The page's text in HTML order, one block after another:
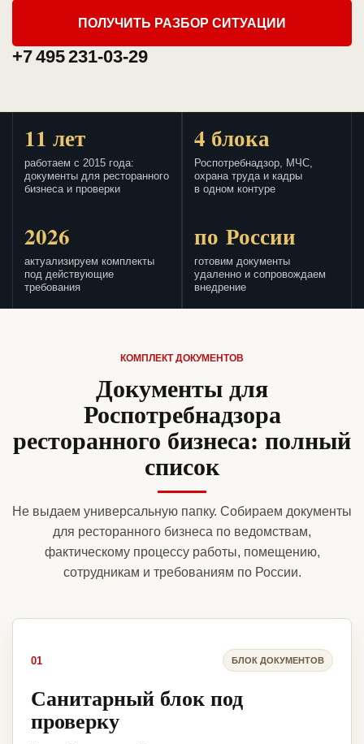
ПОЛУЧИТЬ РАЗБОР СИТУАЦИИ
+7 495 231-03-29
11 лет
работаем с 2015 года:
документы для ресторанного
бизнеса и проверки
4 блока
Роспотребнадзор, МЧС,
охрана труда и кадры
в одном контуре
2026
актуализируем комплекты
под действующие
требования
по России
готовим документы
удаленно и сопровождаем
внедрение
КОМПЛЕКТ ДОКУМЕНТОВ
Документы для
Роспотребнадзора
ресторанного бизнеса: полный
список
Не выдаем универсальную папку. Собираем документы
для ресторанного бизнеса по ведомствам,
фактическому процессу работы, помещению,
сотрудникам и требованиям по России.
01 БЛОК ДОКУМЕНТОВ
Санитарный блок под
проверку